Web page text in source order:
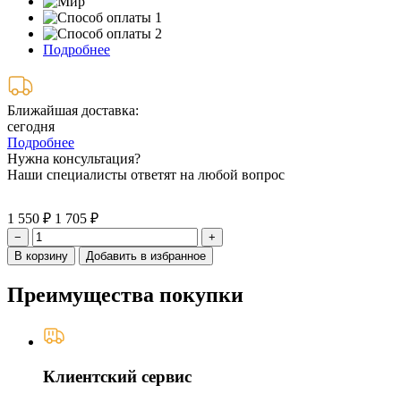
Подробнее
Ближайшая доставка:
сегодня
Подробнее
Нужна консультация?
Наши специалисты ответят на любой вопрос
1 550 ₽ 1 705 ₽
−
+
В корзину
Добавить в избранное
Преимущества покупки
Клиентский сервис